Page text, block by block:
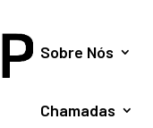
melhor
Sobre Nós
Chamadas